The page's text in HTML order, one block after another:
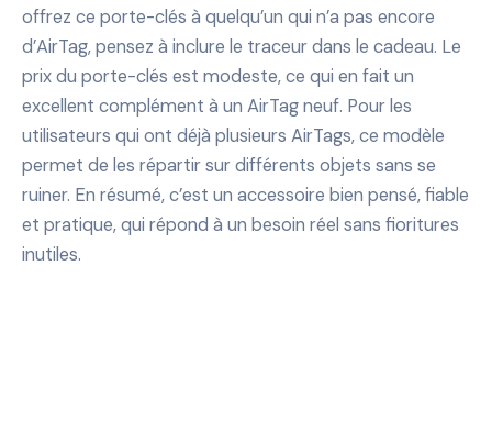
offrez ce porte-clés à quelqu’un qui n’a pas encore
d’AirTag, pensez à inclure le traceur dans le cadeau. Le
prix du porte-clés est modeste, ce qui en fait un
excellent complément à un AirTag neuf. Pour les
utilisateurs qui ont déjà plusieurs AirTags, ce modèle
permet de les répartir sur différents objets sans se
ruiner. En résumé, c’est un accessoire bien pensé, fiable
et pratique, qui répond à un besoin réel sans fioritures
inutiles.